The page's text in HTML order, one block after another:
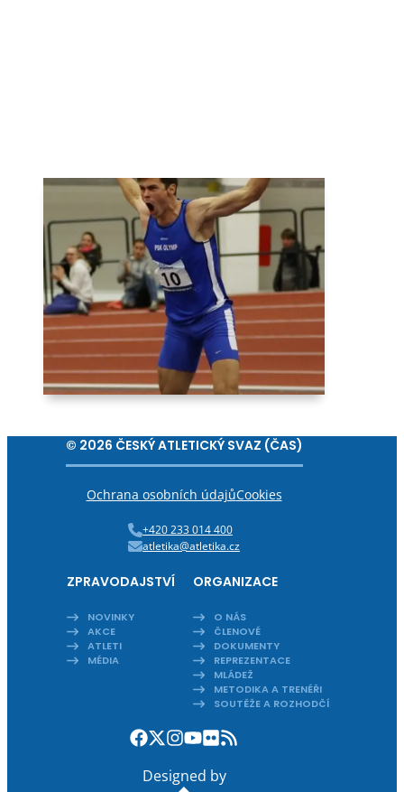
© 2026 ČESKÝ ATLETICKÝ SVAZ (ČAS)
Ochrana osobních údajůCookies
+420 233 014 400
atletika@atletika.cz
ZPRAVODAJSTVÍ
NOVINKY
AKCE
ATLETI
MÉDIA
ORGANIZACE
O NÁS
ČLENOVÉ
DOKUMENTY
REPREZENTACE
MLÁDEŽ
METODIKA A TRENÉŘI
SOUTĚŽE A ROZHODČÍ
Designed by